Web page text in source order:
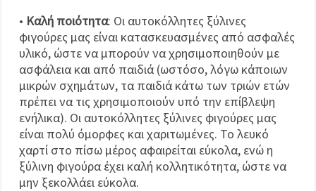
• Καλή ποιότητα: Οι αυτοκόλλητες ξύλινες
φιγούρες μας είναι κατασκευασμένες από ασφαλές
υλικό, ώστε να μπορούν να χρησιμοποιηθούν με
ασφάλεια και από παιδιά (ωστόσο, λόγω κάποιων
μικρών σχημάτων, τα παιδιά κάτω των τριών ετών
πρέπει να τις χρησιμοποιούν υπό την επίβλεψη
ενήλικα). Οι αυτοκόλλητες ξύλινες φιγούρες μας
είναι πολύ όμορφες και χαριτωμένες. Το λευκό
χαρτί στο πίσω μέρος αφαιρείται εύκολα, ενώ η
ξύλινη φιγούρα έχει καλή κολλητικότητα, ώστε να
μην ξεκολλάει εύκολα.